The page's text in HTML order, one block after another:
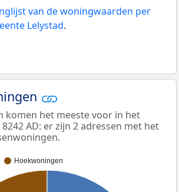
van de woningwaarden per
Lelystad.
komen het meeste voor in het
AD: er zijn 2 adressen met het
Hoekwoningen